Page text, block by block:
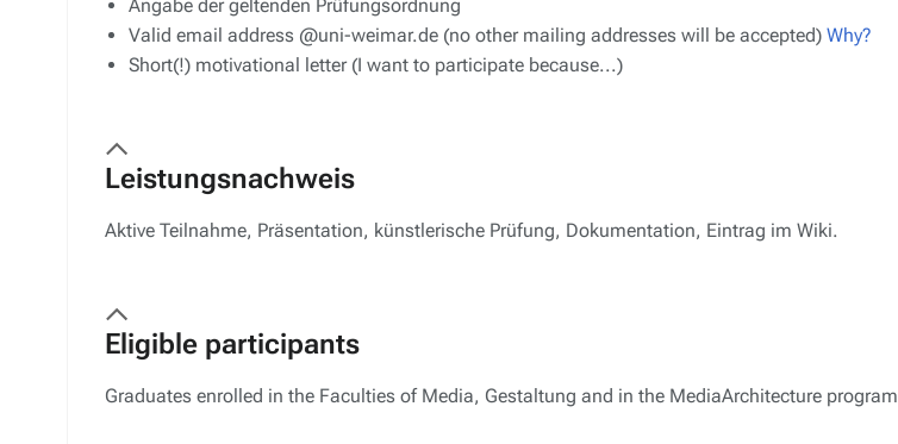
Angabe der geltenden Prüfungsordnung
Valid email address @uni-weimar.de (no other mailing addresses will be accepted) Why?
Short(!) motivational letter (I want to participate because...)
Leistungsnachweis
Aktive Teilnahme, Präsentation, künstlerische Prüfung, Dokumentation, Eintrag im Wiki.
Eligible participants
Graduates enrolled in the Faculties of Media, Gestaltung and in the MediaArchitecture program